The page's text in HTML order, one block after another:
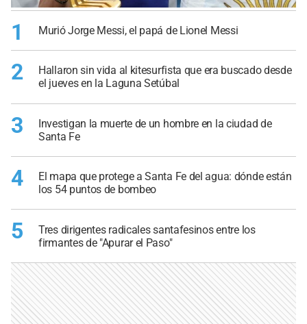
1 Murió Jorge Messi, el papá de Lionel Messi
2
Hallaron sin vida al kitesurfista que era buscado desde
el jueves en la Laguna Setúbal
3
Investigan la muerte de un hombre en la ciudad de
Santa Fe
4
El mapa que protege a Santa Fe del agua: dónde están
los 54 puntos de bombeo
5
Tres dirigentes radicales santafesinos entre los
firmantes de "Apurar el Paso"